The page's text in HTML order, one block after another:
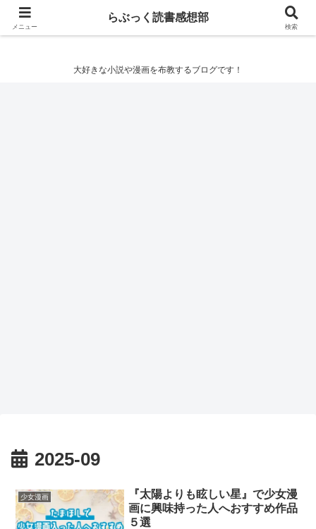
らぶっく読書感想部
大好きな小説や漫画を布教するブログです！
2025-09
少女漫画
『太陽よりも眩しい星』で少女漫
画に興味持った人へおすすめ作品
５選
メニュー
らぶっく読書感想部
検索